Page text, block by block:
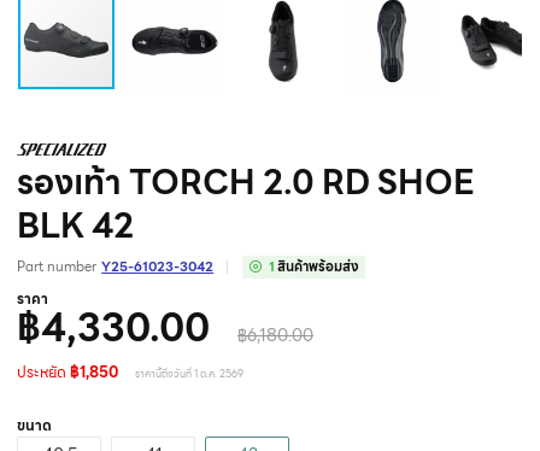
รองเท้า TORCH 2.0 RD SHOE
BLK 42
Part number Y25-61023-3042 1สินค้าพร้อมส่ง
ราคา
฿4,330.00 ฿6,180.00
ประหยัด ฿1,850 ราคานี้ถึงวันที่ 1 ต.ค. 2569
ขนาด